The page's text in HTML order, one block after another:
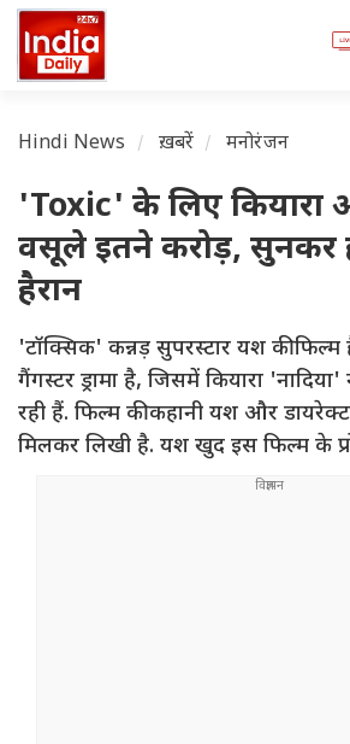
Hindi News ख़बरें मनोरंजन
'Toxic' के लिए कियारा
वसूले इतने करोड़, सुनकर
हैरान
'टॉक्सिक' कन्नड़ सुपरस्टार यश की
गैंगस्टर ड्रामा है, जिसमें कियारा
रही हैं. फिल्म की कहानी यश और
मिलकर लिखी है. यश खुद इस फिल्म के